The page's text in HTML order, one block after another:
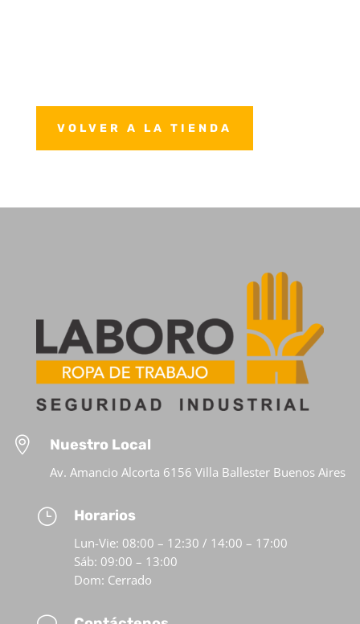
VOLVER A LA TIENDA
 Nuestro Local
Av. Amancio Alcorta 6156 Villa Ballester Buenos Aires
} Horarios
Lun-Vie: 08:00 – 12:30 / 14:00 – 17:00
Sáb: 09:00 – 13:00
Dom: Cerrado